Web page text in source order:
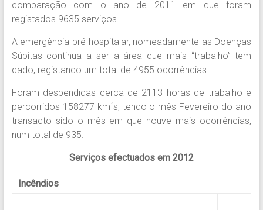
comparação com o ano de 2011 em que foram
registados 9635 serviços.
A emergência pré-hospitalar, nomeadamente as Doenças
Súbitas continua a ser a área que mais “trabalho” tem
dado, registando um total de 4955 ocorrências.
Foram despendidas cerca de 2113 horas de trabalho e
percorridos 158277 km´s, tendo o mês Fevereiro do ano
transacto sido o mês em que houve mais ocorrências,
num total de 935.
Serviços efectuados em 2012
Incêndios